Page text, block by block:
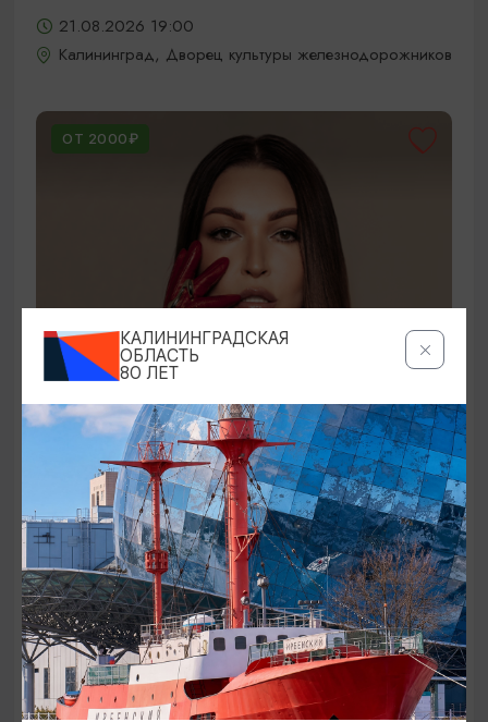
21.08.2026 19:00
Калининград, Дворец культуры железнодорожников
ОТ 2000₽
КОНЦЕРТЫ
Ирина Дубцова
21.08.2026 19:00
Светлогорск, Театр эстрады «Янтарь-холл»
ОТ 60₽
КАЛИНИНГРАДСКАЯ
ОБЛАСТЬ
80 ЛЕТ